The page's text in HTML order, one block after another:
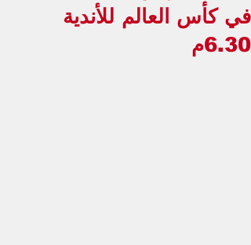
في كأس العالم للأندية
6.30م